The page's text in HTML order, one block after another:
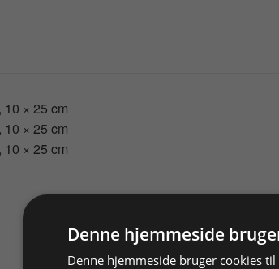
10 × 25 cm
10 × 25 cm
10 × 25 cm
Denne hjemmeside
Denne hjemmeside bruger cookies